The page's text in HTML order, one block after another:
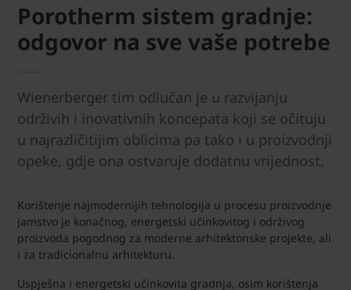
Porotherm sistem gradnje:
odgovor na sve vaše potrebe
Wienerberger tim odlučan je u razvijanju
održivih i inovativnih koncepata koji se očituju
u najrazličitijim oblicima pa tako i u proizvodnji
opeke, gdje ona ostvaruje dodatnu vrijednost.
Korištenje najmodernijih tehnologija u procesu proizvodnje
jamstvo je konačnog, energetski učinkovitog i održivog
proizvoda pogodnog za moderne arhitektonske projekte, ali
i za tradicionalnu arhitekturu.
Uspješna i energetski učinkovita gradnja, osim korištenja